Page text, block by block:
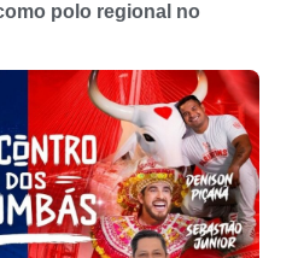
polo regional no